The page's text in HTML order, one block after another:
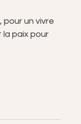
pour un vivre
paix pour